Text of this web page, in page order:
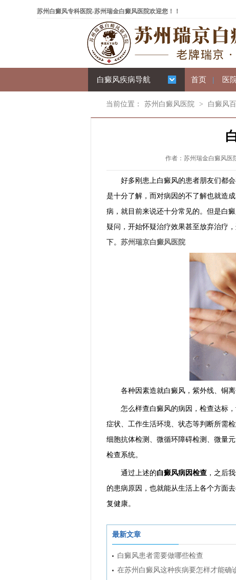
苏州白癜风专科医院-苏州瑞金白癜风医院欢迎您！！
白癜风疾病导航 首页 | 医
当前位置： 苏州白癜风医院 > 白癜风
作者：苏州瑞金白癜风医
好多刚患上白癜风的患者朋友们都会
是十分了解，而对病因的不了解也就造
病，就目前来说还十分常见的。但是白
疑问，开始怀疑治疗效果甚至放弃治疗
下。 苏州瑞京白癜风医院
各种因素造就白癜风，紫外线、铜离
怎么样查白癜风的病因，检查达标，
症状、工作生活环境、状态等判断所需
细胞抗体检测、微循环障碍检测、微量
检查系统。
通过上述的白癜风病因检查 ，之后
的患病原因，也就能从生活上各个方面
复健康。
最新文章
白癜风患者需要做哪些检查
在苏州白癜风这种疾病要怎样才能确